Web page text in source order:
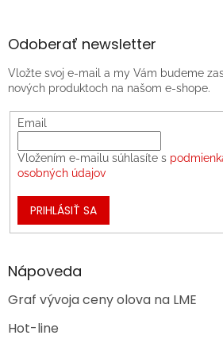
Odoberať newsletter
Vložte svoj e-mail a my Vám budeme
nových produktoch na našom e-shope.
Email
Vložením e-mailu súhlasíte s
osobných údajov
PRIHLÁSIŤ SA
Nápoveda
Graf vývoja ceny olova na LME
Hot-line